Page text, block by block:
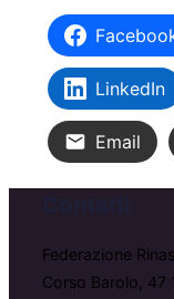
LinkedIn
Email
Federazione
Corso Barolo, 47